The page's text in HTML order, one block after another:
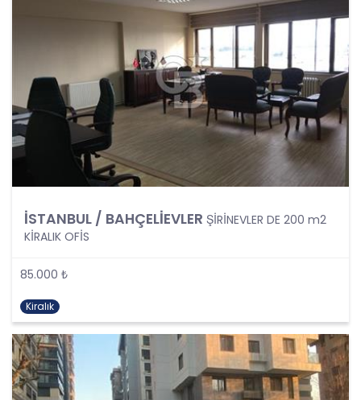
KVKK uyarınca, kişisel veri “Kimliği belirli veya
belirlenebilir gerçek kişiye ilişkin her türlü bilgi”
olarak tanımlanmıştır. Kişisel veri kavramı sadece
ad, soyad, doğum yeri, doğum tarihi gibi kişilerin
tanınmasını ve teşhisini sağlayan bilgilerden
ibaret olmayıp ayrıca kişilerin fiziksel, sosyal,
kültürel, ekonomik, psikolojik tüm bilgilerini de
kapsamaktadır.
Kişinin kimlik bilgilerine ek olarak, vatandaşlık
numarası, vergi numarası, pasaport numarası,
sosyal güvenlik numarası, sürücü belgesi
posta adresi, telefon numarası, faks numarası,
özgeçmişi, fotoğrafı, videosu, genetik bilgileri, kan
grubu, kriminal geçmişi ve adli sicil bilgileri gibi
tüm bilgiler kişisel veri niteliği taşımaktadır ve
kişisel verilerin korunması kapsamına girmektedir.
Bu tanım uyarınca, CB Gayrimenkul Franchising
Pazarlama ve Danışmanlık Hizmetleri A.Ş. iş
ortakları, çalışanları ve müşterileri başta olmak
üzere üçüncü kişiler de dahil, topladıkları tüm
verilerin kişisel veri kapsamına girip girmediğini
İSTANBUL / BAHÇELİEVLER ŞİRİNEVLER DE 200 m2
KİRALIK OFİS
85.000 ₺
Kiralık